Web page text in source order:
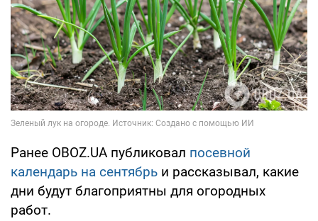
Ранее OBOZ.UA публиковал посевной
календарь на сентябрь и рассказывал, какие
дни будут благоприятны для огородных
работ.